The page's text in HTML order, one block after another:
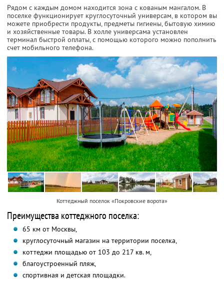
Рядом с каждым домом находится зона с кованым мангалом. В
поселке функционирует круглосуточный универсам, в котором вы
можете приобрести продукты, предметы гигиены, бытовую химию
и хозяйственные товары. В холле универсама установлен
терминал быстрой оплаты, с помощью которого можно пополнить
счет мобильного телефона.
Коттеджный поселок «Покровские ворота»
Преимущества коттеджного поселка:
65 км от Москвы,
круглосуточный магазин на территории поселка,
коттеджи площадью от 103 до 217 кв. м,
благоустроенный пляж,
спортивная и детская площадки.